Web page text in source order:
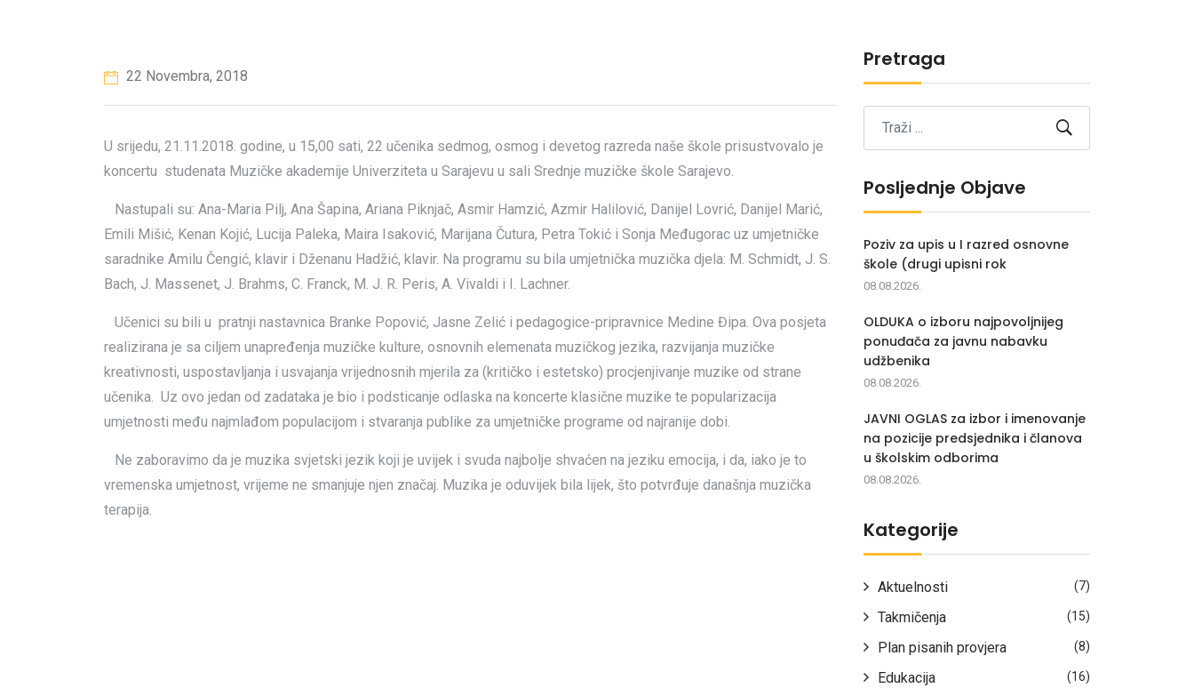
22 Novembra, 2018
U srijedu, 21.11.2018. godine, u 15,00 sati, 22 učenika sedmog, osmog i devetog razreda naše škole prisustvovalo je
koncertu studenata Muzičke akademije Univerziteta u Sarajevu u sali Srednje muzičke škole Sarajevo.
Nastupali su: Ana-Maria Pilj, Ana Šapina, Ariana Piknjač, Asmir Hamzić, Azmir Halilović, Danijel Lovrić, Danijel Marić,
Emili Mišić, Kenan Kojić, Lucija Paleka, Maira Isaković, Marijana Čutura, Petra Tokić i Sonja Međugorac uz umjetničke
saradnike Amilu Čengić, klavir i Dženanu Hadžić, klavir. Na programu su bila umjetnička muzička djela: M. Schmidt, J. S.
Bach, J. Massenet, J. Brahms, C. Franck, M. J. R. Peris, A. Vivaldi i I. Lachner.
Učenici su bili u pratnji nastavnica Branke Popović, Jasne Zelić i pedagogice-pripravnice Medine Đipa. Ova posjeta
realizirana je sa ciljem unapređenja muzičke kulture, osnovnih elemenata muzičkog jezika, razvijanja muzičke
kreativnosti, uspostavljanja i usvajanja vrijednosnih mjerila za (kritičko i estetsko) procjenjivanje muzike od strane
učenika. Uz ovo jedan od zadataka je bio i podsticanje odlaska na koncerte klasične muzike te popularizacija
umjetnosti među najmlađom populacijom i stvaranja publike za umjetničke programe od najranije dobi.
Ne zaboravimo da je muzika svjetski jezik koji je uvijek i svuda najbolje shvaćen na jeziku emocija, i da, iako je to
vremenska umjetnost, vrijeme ne smanjuje njen značaj. Muzika je oduvijek bila lijek, što potvrđuje današnja muzička
terapija.
Pretraga
Posljednje Objave
Poziv za upis u I razred osnovne
škole (drugi upisni rok
08.08.2026.
OLDUKA o izboru najpovoljnijeg
ponuđača za javnu nabavku
udžbenika
08.08.2026.
JAVNI OGLAS za izbor i imenovanje
na pozicije predsjednika i članova
u školskim odborima
08.08.2026.
Kategorije
Aktuelnosti (7)
Takmičenja (15)
Plan pisanih provjera (8)
Edukacija (16)